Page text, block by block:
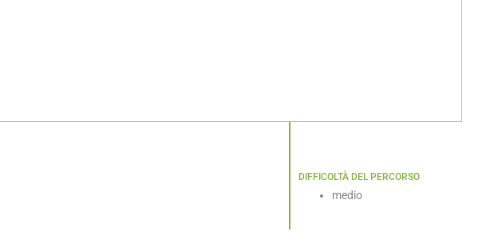
DIFFICOLTÀ DEL PERCORSO
medio